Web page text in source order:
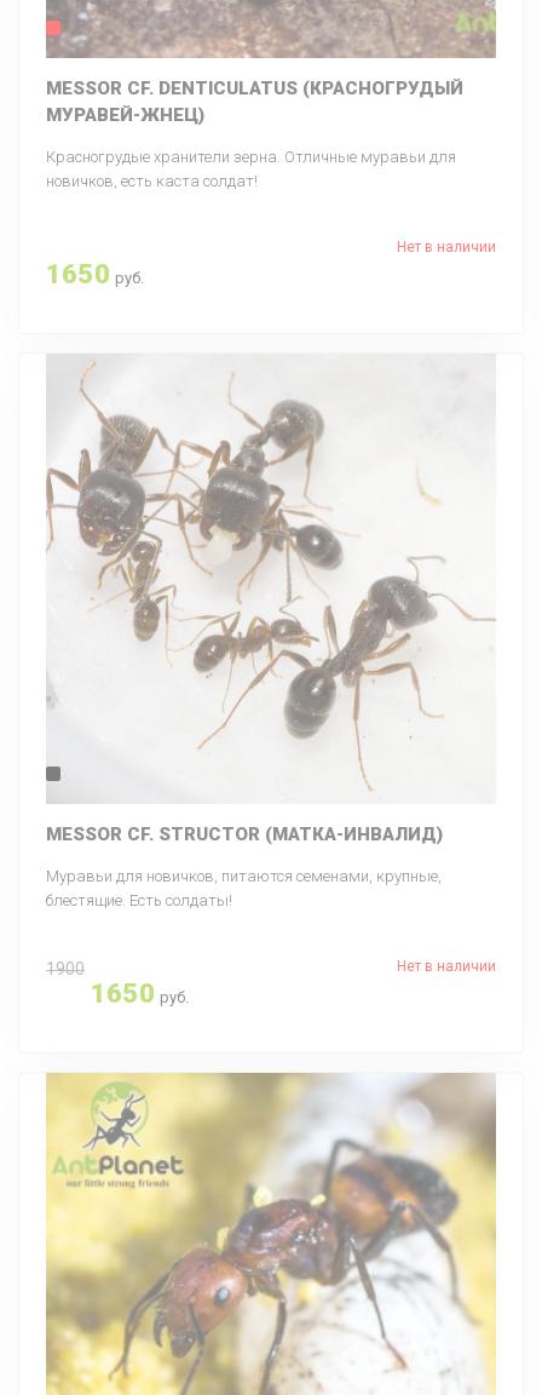
MESSOR CF. DENTICULATUS (КРАСНОГРУДЫЙ
МУРАВЕЙ-ЖНЕЦ)
Красногрудые хранители зерна. Отличные муравьи для
новичков, есть каста солдат!
1650 руб.
Нет в наличии
MESSOR СF. STRUCTOR (МАТКА-ИНВАЛИД)
Муравьи для новичков, питаются семенами, крупные,
блестящие. Есть солдаты!
1900
1650 руб.
Нет в наличии